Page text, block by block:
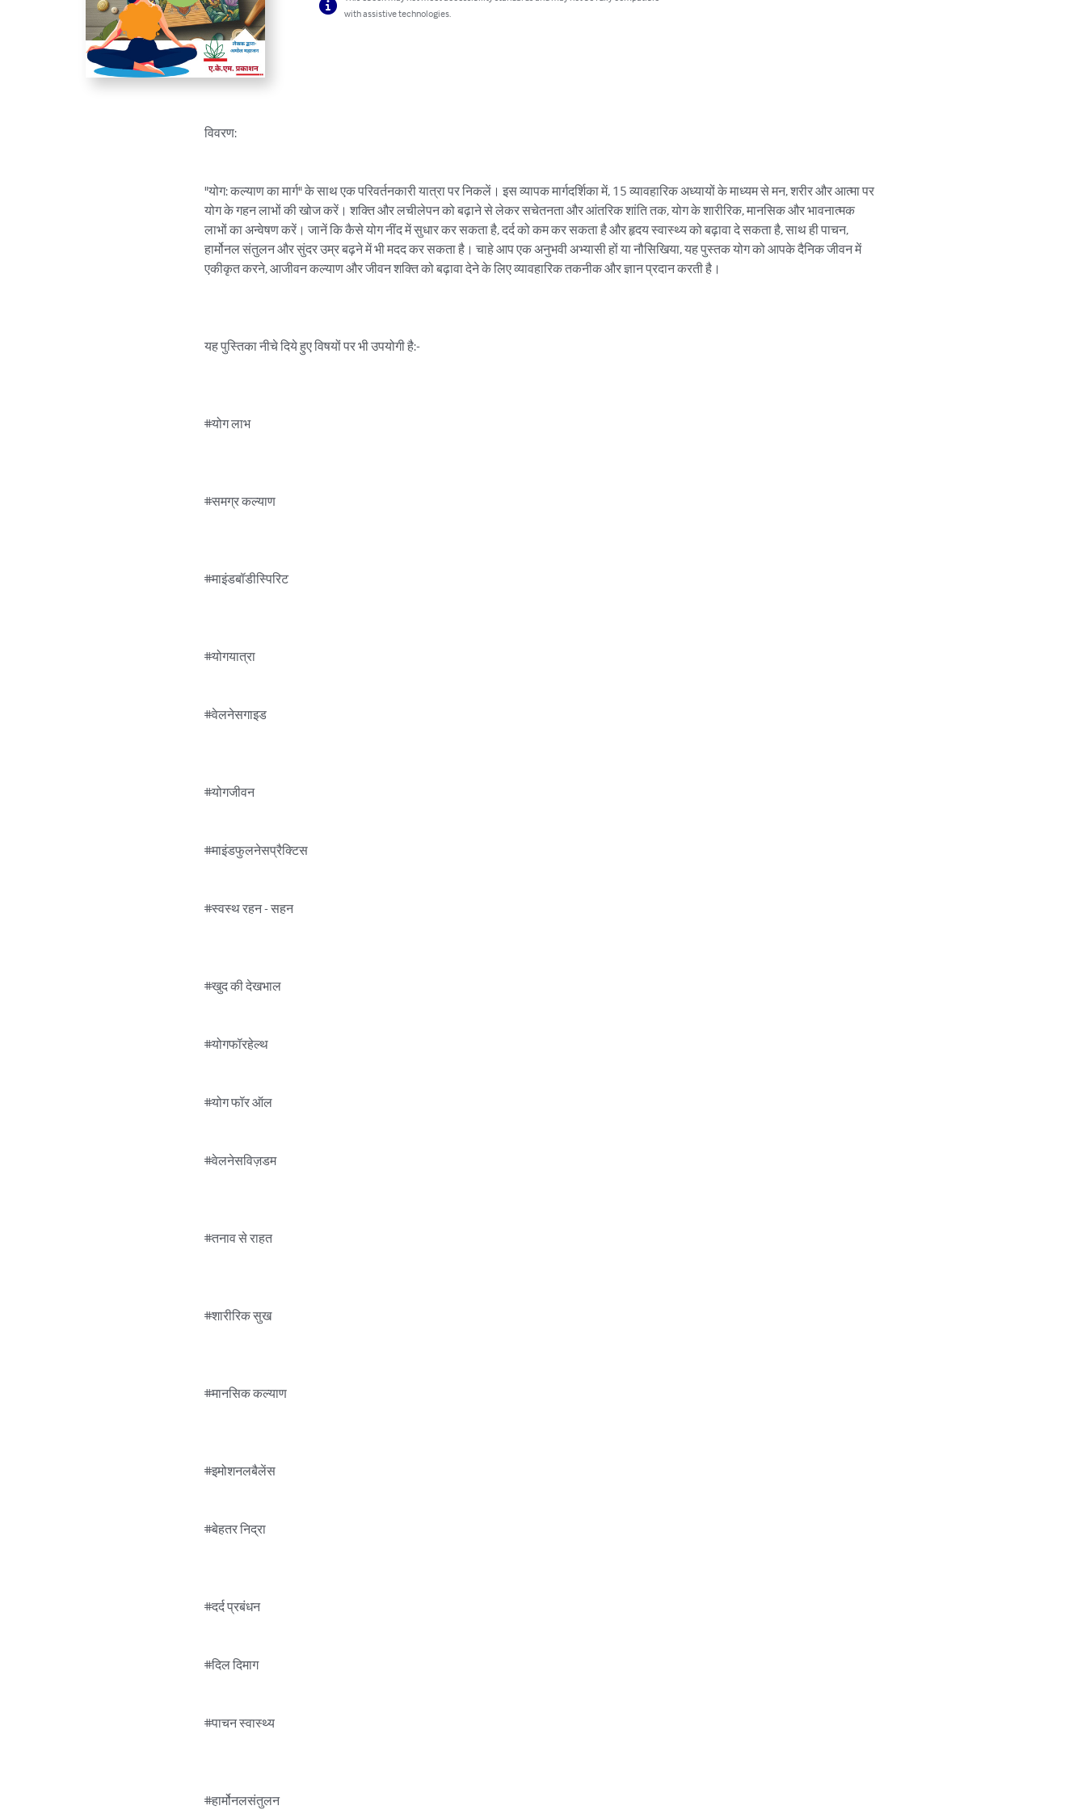
with assistive technologies.
विवरण:
"योग: कल्याण का मार्ग" के साथ एक परिवर्तनकारी यात्रा पर निकलें। इस व्यापक मार्गदर्शिका में, 15 व्यावहारिक अध्यायों के माध्यम से मन, शरीर और आत्मा पर
योग के गहन लाभों की खोज करें। शक्ति और लचीलेपन को बढ़ाने से लेकर सचेतनता और आंतरिक शांति तक, योग के शारीरिक, मानसिक और भावनात्मक
लाभों का अन्वेषण करें। जानें कि कैसे योग नींद में सुधार कर सकता है, दर्द को कम कर सकता है और हृदय स्वास्थ्य को बढ़ावा दे सकता है, साथ ही पाचन,
हार्मोनल संतुलन और सुंदर उम्र बढ़ने में भी मदद कर सकता है। चाहे आप एक अनुभवी अभ्यासी हों या नौसिखिया, यह पुस्तक योग को आपके दैनिक जीवन में
एकीकृत करने, आजीवन कल्याण और जीवन शक्ति को बढ़ावा देने के लिए व्यावहारिक तकनीक और ज्ञान प्रदान करती है।
यह पुस्तिका नीचे दिये हुए विषयों पर भी उपयोगी है:-
#योग लाभ
#समग्र कल्याण
#माइंडबॉडीस्पिरिट
#योगयात्रा
#वेलनेसगाइड
#योगजीवन
#माइंडफुलनेसप्रैक्टिस
#स्वस्थ रहन - सहन
#खुद की देखभाल
#योगफॉरहेल्थ
#योग फॉर ऑल
#वेलनेसविज़डम
#तनाव से राहत
#शारीरिक सुख
#मानसिक कल्याण
#इमोशनलबैलेंस
#बेहतर निद्रा
#दर्द प्रबंधन
#दिल दिमाग
#पाचन स्वास्थ्य
#हार्मोनलसंतुलन